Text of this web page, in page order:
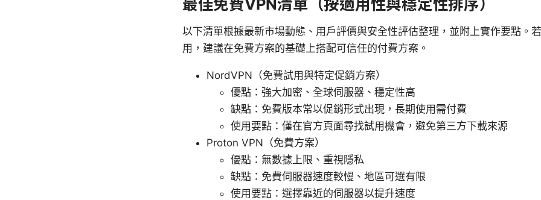
最佳免費VPN清單（按適用性與穩定性排序）
以下清單根據最新市場動態、用戶評價與安全性評估整理，並附上實作要點。
用，建議在免費方案的基礎上搭配可信任的付費方案。
NordVPN（免費試用與特定促銷方案）
優點：強大加密、全球伺服器、穩定性高
缺點：免費版本常以促銷形式出現，長期使用需付費
使用要點：僅在官方頁面尋找試用機會，避免第三方下載來源
Proton VPN（免費方案）
優點：無數據上限、重視隱私
缺點：免費伺服器速度較慢、地區可選有限
使用要點：選擇靠近的伺服器以提升速度